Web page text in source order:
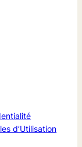
d’Utilisation